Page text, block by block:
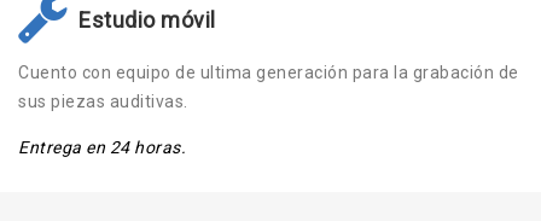
Estudio móvil
Cuento con equipo de ultima generación para la grabación de
sus piezas auditivas.
Entrega en 24 horas.